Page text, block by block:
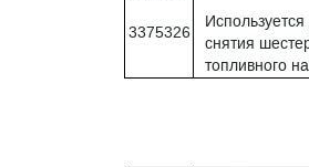
3375326
снятия
топливного